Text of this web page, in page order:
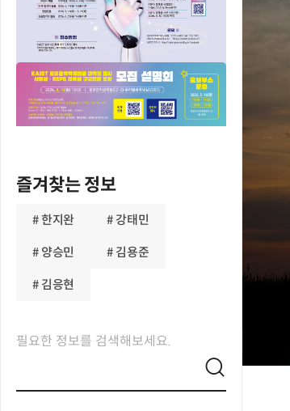
즐겨찾는 정보
한지완 강태민
양승민 김용준
김응현